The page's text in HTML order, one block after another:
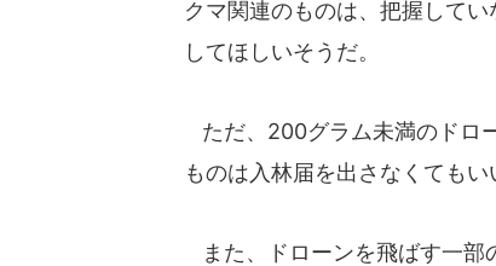
クマ関連のものは、把握して
してほしいそうだ。
ただ、200グラム未満のドロ
ものは入林届を出さなくてもい
また、ドローンを飛ばす一部